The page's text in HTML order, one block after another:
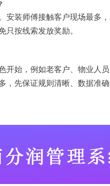
安装师傅接触客户现场最多
只按线索发放奖励。
开始，例如老客户、物业人
，先保证规则清晰、数据准确